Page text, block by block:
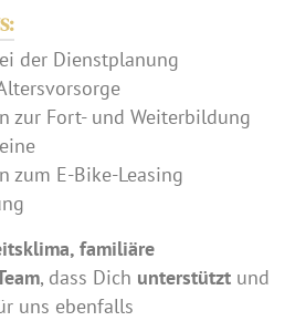
der Dienstplanung
zur Fort- und Weiterbildung
zum E-Bike-Leasing
familiäre
, dass Dich unterstützt und
uns ebenfalls